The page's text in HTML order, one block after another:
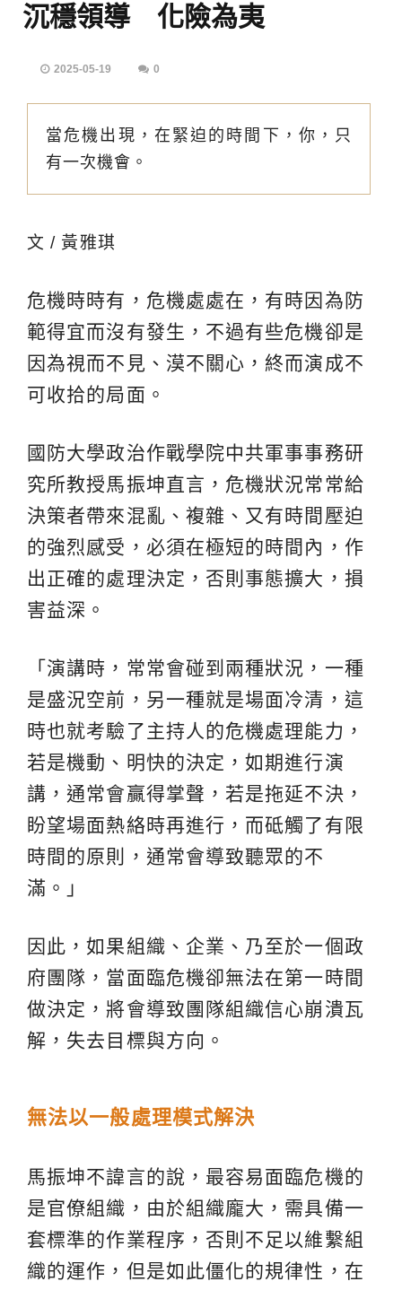
沉穩領導 化險為夷
2025-05-19 0
當危機出現，在緊迫的時間下，你，只
有一次機會。
文 / 黃雅琪
危機時時有，危機處處在，有時因為防
範得宜而沒有發生，不過有些危機卻是
因為視而不見、漠不關心，終而演成不
可收拾的局面。
國防大學政治作戰學院中共軍事事務研
究所教授馬振坤直言，危機狀況常常給
決策者帶來混亂、複雜、又有時間壓迫
的強烈感受，必須在極短的時間內，作
出正確的處理決定，否則事態擴大，損
害益深。
「演講時，常常會碰到兩種狀況，一種
是盛況空前，另一種就是場面冷清，這
時也就考驗了主持人的危機處理能力，
若是機動、明快的決定，如期進行演
講，通常會贏得掌聲，若是拖延不決，
盼望場面熱絡時再進行，而砥觸了有限
時間的原則，通常會導致聽眾的不
滿。」
因此，如果組織、企業、乃至於一個政
府團隊，當面臨危機卻無法在第一時間
做決定，將會導致團隊組織信心崩潰瓦
解，失去目標與方向。
無法以一般處理模式解決
馬振坤不諱言的說，最容易面臨危機的
是官僚組織，由於組織龐大，需具備一
套標準的作業程序，否則不足以維繫組
織的運作，但是如此僵化的規律性，在